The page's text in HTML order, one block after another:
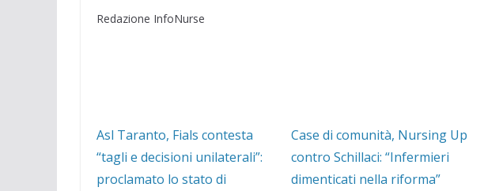
Redazione InfoNurse
Asl Taranto, Fials contesta
“tagli e decisioni unilaterali”:
proclamato lo stato di
Case di comunità, Nursing Up
contro Schillaci: “Infermieri
dimenticati nella riforma”